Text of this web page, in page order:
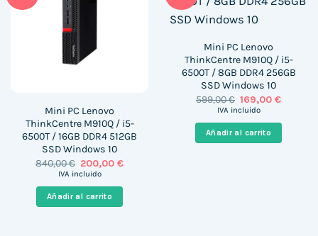
Mini PC Lenovo
ThinkCentre M910Q / i5-
6500T / 16GB DDR4 512GB
SSD Windows 10
840,00€ El
precio
era:
840,00 €.
200,00€El
IVA incluido
Añadir al carrito
Mini PC Lenovo
ThinkCentre M910Q / i5-
6500T / 8GB DDR4 256GB
SSD Windows 10
599,00€ El
precio
era:
599,00 €.
169,00€El
es:
169,00
IVA incluido
Añadir al carrito